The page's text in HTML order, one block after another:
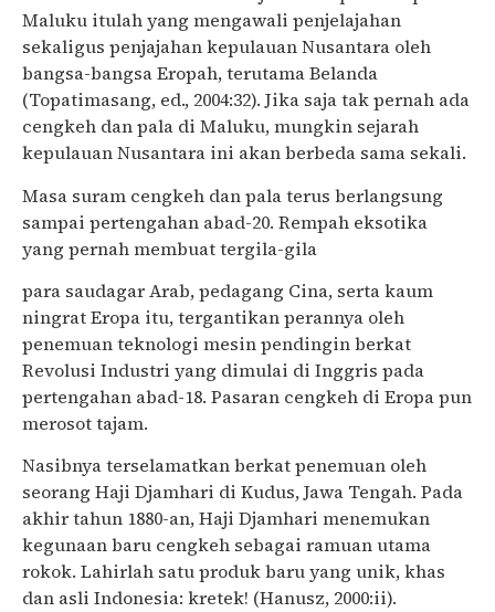
Maluku itulah yang mengawali penjelajahan
sekaligus penjajahan kepulauan Nusantara oleh
bangsa-bangsa Eropah, terutama Belanda
(Topatimasang, ed., 2004:32). Jika saja tak pernah ada
cengkeh dan pala di Maluku, mungkin sejarah
kepulauan Nusantara ini akan berbeda sama sekali.
Masa suram cengkeh dan pala terus berlangsung
sampai pertengahan abad-20. Rempah eksotika
yang pernah membuat tergila-gila
para saudagar Arab, pedagang Cina, serta kaum
ningrat Eropa itu, tergantikan perannya oleh
penemuan teknologi mesin pendingin berkat
Revolusi Industri yang dimulai di Inggris pada
pertengahan abad-18. Pasaran cengkeh di Eropa pun
merosot tajam.
Nasibnya terselamatkan berkat penemuan oleh
seorang Haji Djamhari di Kudus, Jawa Tengah. Pada
akhir tahun 1880-an, Haji Djamhari menemukan
kegunaan baru cengkeh sebagai ramuan utama
rokok. Lahirlah satu produk baru yang unik, khas
dan asli Indonesia: kretek! (Hanusz, 2000:ii).